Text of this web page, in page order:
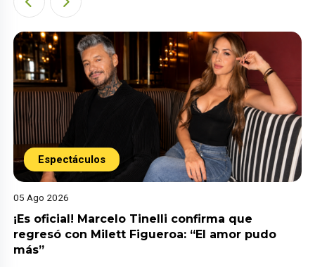
Espectáculos
05 Ago 2026
¡Es oficial! Marcelo Tinelli confirma que
regresó con Milett Figueroa: “El amor pudo
más”